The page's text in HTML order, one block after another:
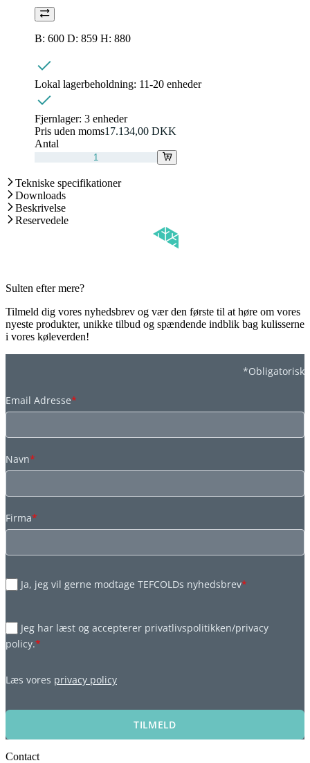
B: 600 D: 859 H: 880
Lokal lagerbeholdning: 11-20 enheder
Fjernlager: 3 enheder
Pris uden moms17.134,00 DKK
Antal
Tekniske specifikationer
Downloads
Beskrivelse
Reservedele
Sulten efter mere?
Tilmeld dig vores nyhedsbrev og vær den første til at høre om vores
nyeste produkter, unikke tilbud og spændende indblik bag kulisserne
i vores køleverden!
*Obligatorisk
Email Adresse*
Navn*
Firma*
Ja, jeg vil gerne modtage TEFCOLDs nyhedsbrev*
Jeg har læst og accepterer privatlivspolitikken/privacy
policy.*
Læs vores privacy policy
TILMELD
Contact